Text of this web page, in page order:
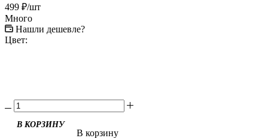
499 ₽/шт
Много
Нашли дешевле?
Цвет:
В корзину